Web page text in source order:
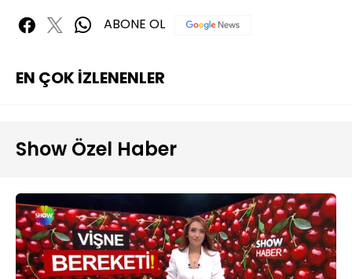
ABONE OL
EN ÇOK İZLENENLER
Show Özel Haber